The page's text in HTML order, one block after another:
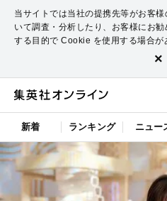
当サイトでは当社の提携先等がお客
いて調査・分析したり、お客様にお
する目的で Cookie を使用する場合が
×
新着 ランキング ニュー